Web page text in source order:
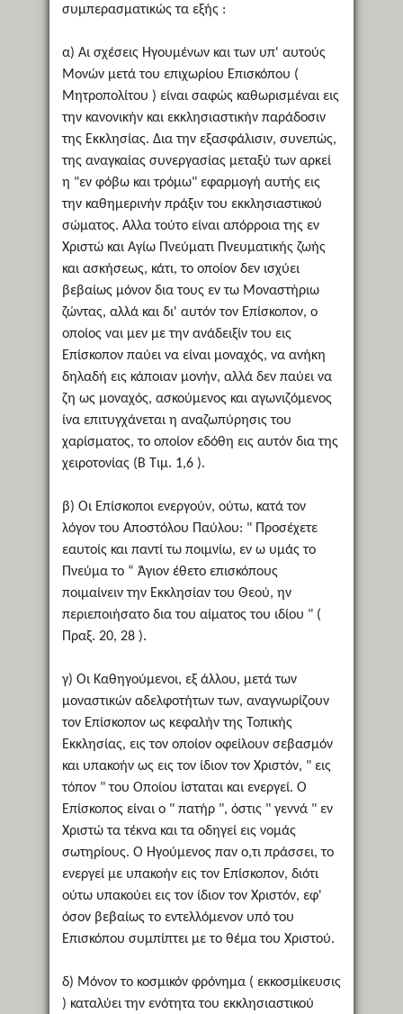
συμπερασματικώς τα εξής :
α) Αι σχέσεις Ηγουμένων και των υπ' αυτούς
Μονών μετά του επιχωρίου Επισκόπου (
Μητροπολίτου ) είναι σαφώς καθωρισμέναι εις
την κανονικήν και εκκλησιαστικήν παράδοσιν
της Εκκλησίας. Δια την εξασφάλισιν, συνεπώς,
της αναγκαίας συνεργασίας μεταξύ των αρκεί
η "εν φόβω και τρόμω" εφαρμογή αυτής εις
την καθημερινήν πράξιν του εκκλησιαστικού
σώματος. Αλλα τούτο είναι απόρροια της εν
Χριστώ και Αγίω Πνεύματι Πνευματικής ζωής
και ασκήσεως, κάτι, το οποίον δεν ισχύει
βεβαίως μόνον δια τους εν τω Μοναστήριω
ζώντας, αλλά και δι' αυτόν τον Επίσκοπον, ο
οποίος ναι μεν με την ανάδειξίν του εις
Επίσκοπον παύει να είναι μοναχός, να ανήκη
δηλαδή εις κάποιαν μονήν, αλλά δεν παύει να
ζη ως μοναχός, ασκούμενος και αγωνιζόμενος
ίνα επιτυγχάνεται η αναζωπύρησις του
χαρίσματος, το οποίον εδόθη εις αυτόν δια της
χειροτονίας (Β Τιμ. 1,6 ).
β) Οι Επίσκοποι ενεργούν, ούτω, κατά τον
λόγον του Αποστόλου Παύλου: " Προσέχετε
εαυτοίς και παντί τω ποιμνίω, εν ω υμάς το
Πνεύμα το “ Άγιον έθετο επισκόπους
ποιμαίνειν την Εκκλησίαν του Θεού, ην
περιεποιήσατο δια του αίματος του ιδίου " (
Πραξ. 20, 28 ).
γ) Οι Καθηγούμενοι, εξ άλλου, μετά των
μοναστικών αδελφοτήτων των, αναγνωρίζουν
τον Επίσκοπον ως κεφαλήν της Τοπικής
Εκκλησίας, εις τον οποίον οφείλουν σεβασμόν
και υπακοήν ως εις τον ίδιον τον Χριστόν, " εις
τόπον " του Οποίου ίσταται και ενεργεί. Ο
Επίσκοπος είναι ο " πατήρ ", όστις " γεννά " εν
Χριστώ τα τέκνα και τα οδηγεί εις νομάς
σωτηρίους. Ο Ηγούμενος παν ο,τι πράσσει, το
ενεργεί με υπακοήν εις τον Επίσκοπον, διότι
ούτω υπακούει εις τον ίδιον τον Χριστόν, εφ'
όσον βεβαίως το εντελλόμενον υπό του
Επισκόπου συμπίπτει με το θέμα του Χριστού.
δ) Μόνον το κοσμικόν φρόνημα ( εκκοσμίκευσις
) καταλύει την ενότητα του εκκλησιαστικού